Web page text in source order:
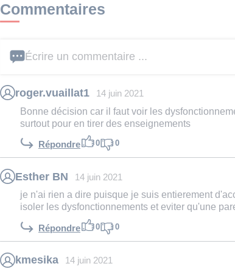
Commentaires
Écrire un commentaire ...
roger.vuaillat1 14 juin 2021
Bonne décision car il faut voir les
surtout pour en tirer des enseignements
Répondre 0 0
Esther BN 14 juin 2021
je n'ai rien a dire puisque je suis entierement
isoler les dysfonctionnements et eviter qu'une
Répondre 0 0
kmesika 14 juin 2021